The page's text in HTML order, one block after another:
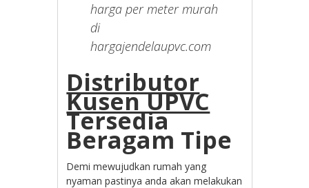
harga per meter murah
di
hargajendelaupvc.com
Distributor
Kusen UPVC
Tersedia
Beragam Tipe
Demi mewujudkan rumah yang
nyaman pastinya anda akan melakukan